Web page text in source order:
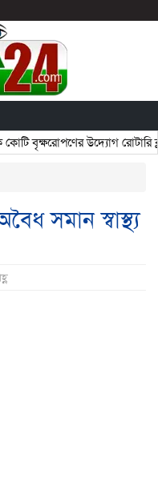
বৃক্ষরোপণের উদ্যোগ রোটারি
সমান স্বাস্থ্য